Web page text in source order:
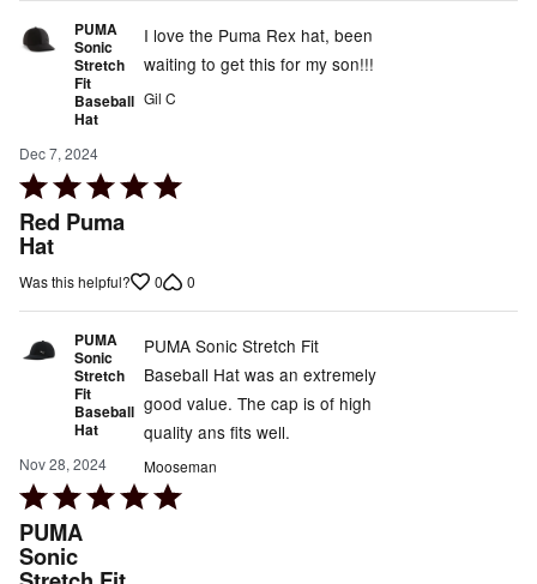
PUMA
Sonic
Stretch
Fit
Baseball
Hat
Dec 7, 2024
Rated
5
out
of
Red Puma
Hat
I love the Puma Rex hat, been
waiting to get this for my son!!!
Gil C
Was this helpful? 0 0
PUMA
Sonic
Stretch
Fit
Baseball
Hat
Nov 28, 2024
Rated
5
out
PUMA
Sonic
PUMA Sonic Stretch Fit
Baseball Hat was an extremely
good value. The cap is of high
quality ans fits well.
Mooseman